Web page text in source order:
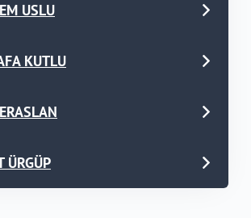
USLU
KUTLU
ÜRGÜP